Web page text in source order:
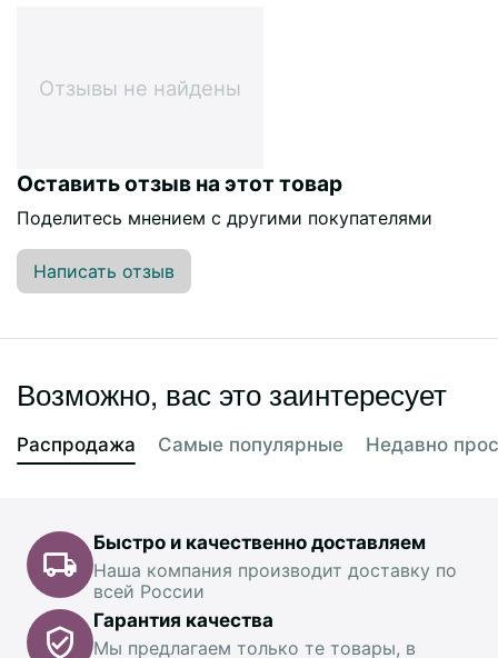
Отзывы не найдены
Оставить отзыв на этот товар
Поделитесь мнением с другими покупателями
Написать отзыв
Возможно, вас это заинтересует
Распродажа Самые популярные Недавно
Быстро и качественно доставляем
Наша компания производит доставку по
всей России
Гарантия качества
Мы предлагаем только те товары, в